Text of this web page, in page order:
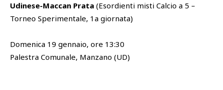
Udinese-Maccan Prata (Esordienti misti Calcio a 5 –
Torneo Sperimentale, 1a giornata)
Domenica 19 gennaio, ore 13:30
Palestra Comunale, Manzano (UD)